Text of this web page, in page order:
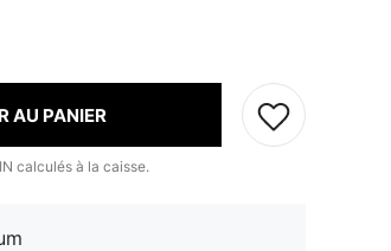
AU PANIER
calculés à la caisse.